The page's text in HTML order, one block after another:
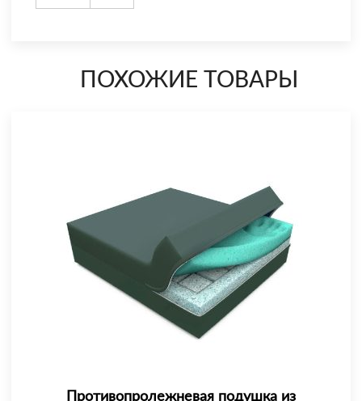
ПОХОЖИЕ ТОВАРЫ
Противопролежневая подушка из